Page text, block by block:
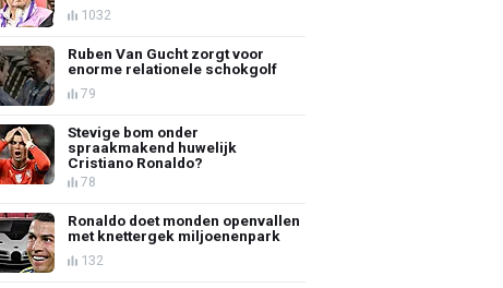
1032
Ruben Van Gucht zorgt voor
enorme relationele schokgolf
79
Stevige bom onder
spraakmakend huwelijk
Cristiano Ronaldo?
78
Ronaldo doet monden openvallen
met knettergek miljoenenpark
132